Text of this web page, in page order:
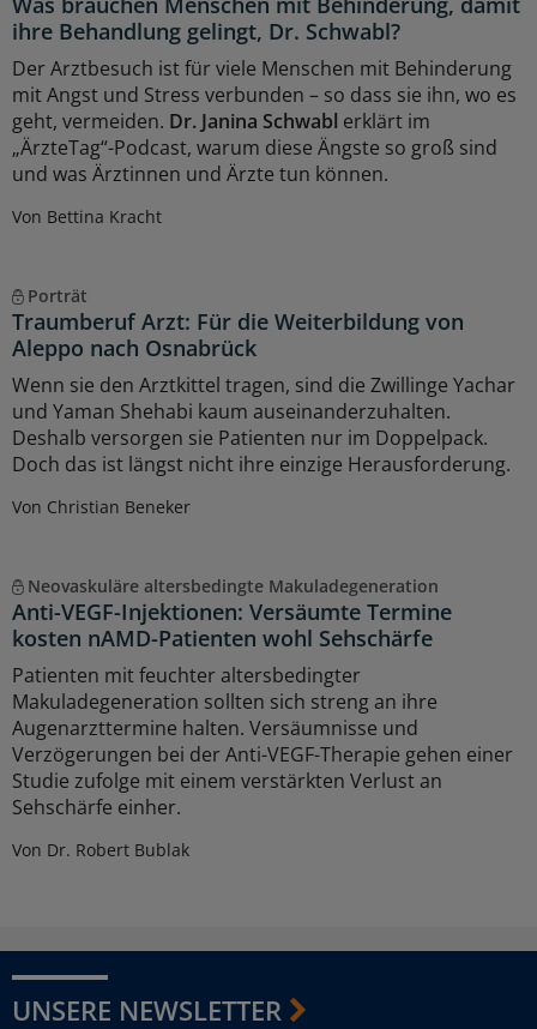
ihre Behandlung gelingt, Dr. Schwabl?
Der Arztbesuch ist für viele Menschen mit Behinderung
mit Angst und Stress verbunden – so dass sie ihn, wo es
geht, vermeiden. Dr. Janina Schwabl erklärt im
„ÄrzteTag“-Podcast, warum diese Ängste so groß sind
und was Ärztinnen und Ärzte tun können.
Von Bettina Kracht
Porträt
Traumberuf Arzt: Für die Weiterbildung von
Aleppo nach Osnabrück
Wenn sie den Arztkittel tragen, sind die Zwillinge Yachar
und Yaman Shehabi kaum auseinanderzuhalten.
Deshalb versorgen sie Patienten nur im Doppelpack.
Doch das ist längst nicht ihre einzige Herausforderung.
Von Christian Beneker
Neovaskuläre altersbedingte Makuladegeneration
Anti-VEGF-Injektionen: Versäumte Termine
kosten nAMD-Patienten wohl Sehschärfe
Patienten mit feuchter altersbedingter
Makuladegeneration sollten sich streng an ihre
Augenarzttermine halten. Versäumnisse und
Verzögerungen bei der Anti-VEGF-Therapie gehen einer
Studie zufolge mit einem verstärkten Verlust an
Sehschärfe einher.
Von Dr. Robert Bublak
UNSERE NEWSLETTER